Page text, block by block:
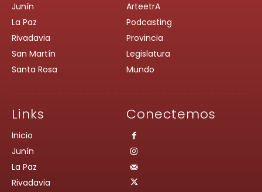
Junín
La Paz
Rivadavia
San Martín
Santa Rosa
ArteetrA
Podcasting
Provincia
Legislatura
Mundo
Links
Inicio
Junín
La Paz
Rivadavia
Conectemos